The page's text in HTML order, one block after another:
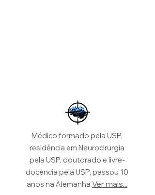
Médico formado pela USP,
residência em Neurocirurgia
pela USP, doutorado e livre-
docência pela USP, passou 10
anos na Alemanha Ver mais...